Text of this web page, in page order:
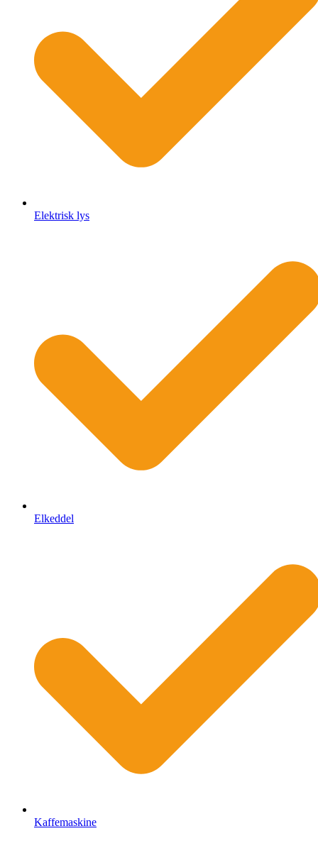
Elektrisk lys
Elkeddel
Kaffemaskine